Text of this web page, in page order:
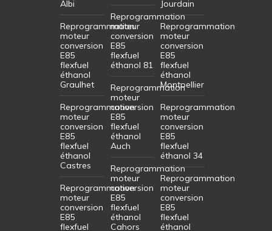
Albi
Reprogrammation
moteur
conversion
E85
flexfuel
éthanol
Graulhet
Reprogrammation
moteur
conversion
E85
flexfuel
éthanol
Castres
Reprogrammation
moteur
conversion
E85
flexfuel
Reprogrammation
moteur
conversion
E85
flexfuel
éthanol 81
Reprogrammation
moteur
conversion
E85
flexfuel
éthanol
Auch
Reprogrammation
moteur
conversion
E85
flexfuel
éthanol
Cahors
Jourdain
Reprogrammation
moteur
conversion
E85
flexfuel
éthanol
Montpellier
Reprogrammation
moteur
conversion
E85
flexfuel
éthanol 34
Reprogrammation
moteur
conversion
E85
flexfuel
éthanol